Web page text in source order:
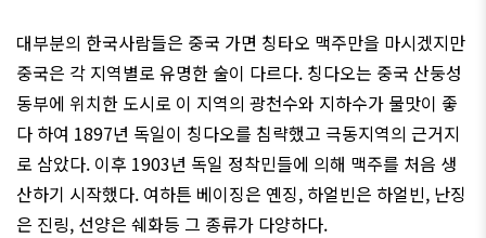
대부분의 한국사람들은 중국 가면 칭타오 맥주만을 마시겠지만
중국은 각 지역별로 유명한 술이 다르다. 칭다오는 중국 산둥성
동부에 위치한 도시로 이 지역의 광천수와 지하수가 물맛이 좋
다 하여 1897년 독일이 칭다오를 침략했고 극동지역의 근거지
로 삼았다. 이후 1903년 독일 정착민들에 의해 맥주를 처음 생
산하기 시작했다. 여하튼 베이징은 옌징, 하얼빈은 하얼빈, 난징
은 진링, 선양은 쉐화등 그 종류가 다양하다.